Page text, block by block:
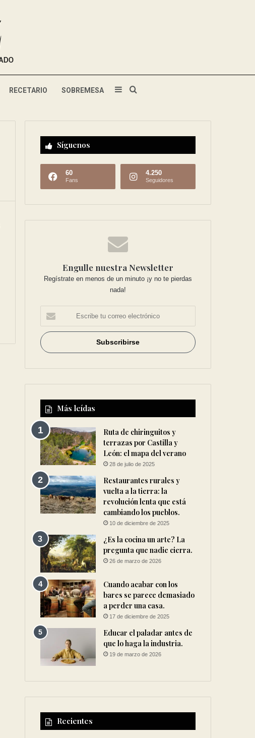
RECETARIO SOBREMESA
Síguenos
60
Fans
4.250
Seguidores
Engulle nuestra Newsletter
Regístrate en menos de un minuto ¡y no te pierdas
nada!
Más leídas
Ruta de chiringuitos y
terrazas por Castilla y
León: el mapa del verano
28 de julio de 2025
Restaurantes rurales y
vuelta a la tierra: la
revolución lenta que está
cambiando los pueblos.
10 de diciembre de 2025
¿Es la cocina un arte? La
pregunta que nadie cierra.
26 de marzo de 2026
Cuando acabar con los
bares se parece demasiado
a perder una casa.
17 de diciembre de 2025
Educar el paladar antes de
que lo haga la industria.
19 de marzo de 2026
Recientes